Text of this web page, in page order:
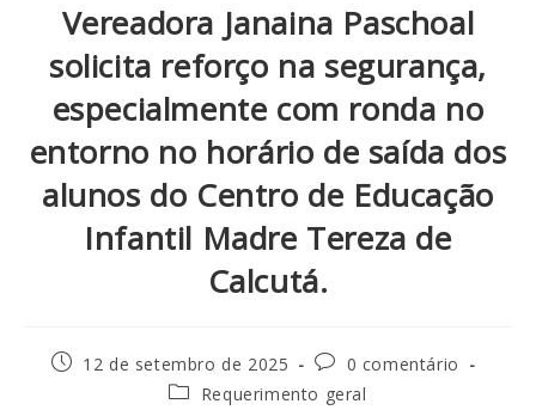
Vereadora Janaina Paschoal
solicita reforço na segurança,
especialmente com ronda no
entorno no horário de saída dos
alunos do Centro de Educação
Infantil Madre Tereza de
Calcutá.
12 de setembro de 2025
0 comentário
Requerimento geral